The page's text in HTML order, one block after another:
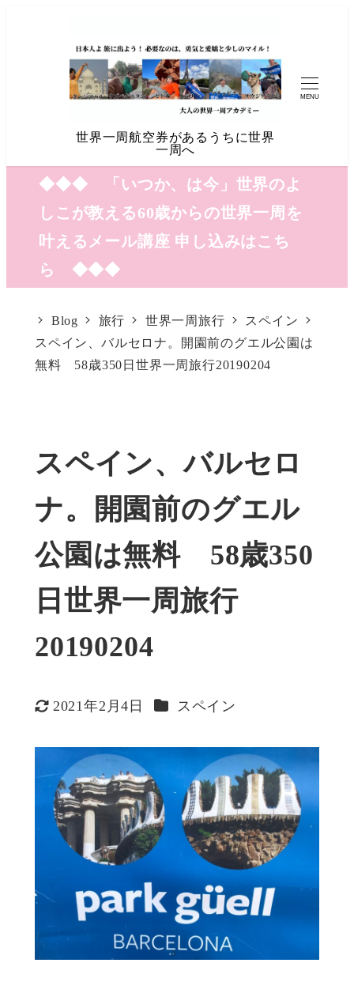
世界一周航空券があるうちに世界
一周へ
MENU
◆◆◆ 「いつか、は今」世界のよ
しこが教える60歳からの世界一周を
叶えるメール講座 申し込みはこち
ら ◆◆◆
Blog 旅行 世界一周旅行
スペイン
スペイン、バルセロナ。開園前のグエル公園は
無料 58歳350日世界一周旅行20190204
スペイン、バルセロ
ナ。開園前のグエル
公園は無料 58歳350
日世界一周旅行
20190204
更新日
2021年2月4日 カテゴリー
スペイン